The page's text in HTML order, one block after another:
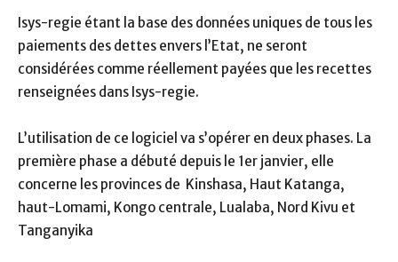
Isys-regie étant la base des données uniques de tous les
paiements des dettes envers l’Etat, ne seront
considérées comme réellement payées que les recettes
renseignées dans Isys-regie.
L’utilisation de ce logiciel va s’opérer en deux phases. La
première phase a débuté depuis le 1er janvier, elle
concerne les provinces de Kinshasa, Haut Katanga,
haut-Lomami, Kongo centrale, Lualaba, Nord Kivu et
Tanganyika